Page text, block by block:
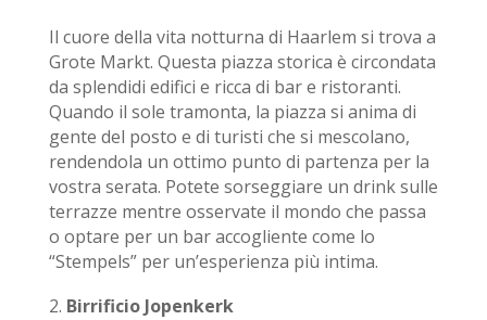
Il cuore della vita notturna di Haarlem si trova a
Grote Markt. Questa piazza storica è circondata
da splendidi edifici e ricca di bar e ristoranti.
Quando il sole tramonta, la piazza si anima di
gente del posto e di turisti che si mescolano,
rendendola un ottimo punto di partenza per la
vostra serata. Potete sorseggiare un drink sulle
terrazze mentre osservate il mondo che passa
o optare per un bar accogliente come lo
“Stempels” per un’esperienza più intima.
Birrificio Jopenkerk